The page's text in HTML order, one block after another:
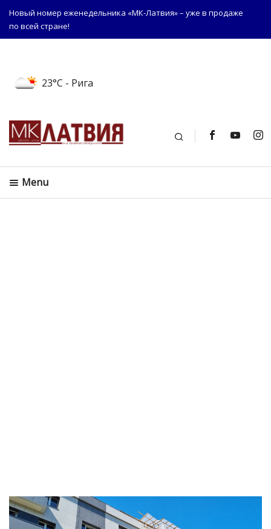
Новый номер еженедельника «МК-Латвия» – уже в продаже
по всей стране!
23°C - Рига
Поиск
Menu